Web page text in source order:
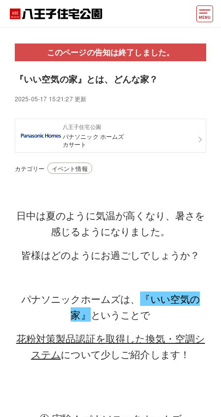
住宅会社・ハウスメーカー
イベント情報・プレゼント
アクセス
好みからモデルハウスを探す
住まいづくりお役立ち情報
他の展示場
このページの告知は終了しました。
『いい空気の家』とは、どんな家？
2025-05-17 15:21:27 更新
八王子住宅公園
パナソニック ホームズ
カサート
カテゴリー イベント情報
日中は夏のように気温が高くなり、暑さを
感じるようになりました。
皆様はどのようにお過ごしでしょうか？
パナソニックホームズは、
『いい空気の
家』 ということで
花粉対策製品認証を取得した換気・空調シ
ステムについて少しご紹介します！